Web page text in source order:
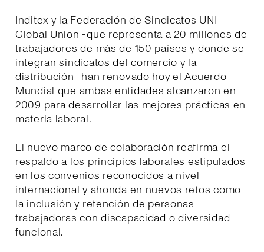
Inditex y la Federación de Sindicatos UNI
Global Union -que representa a 20 millones de
trabajadores de más de 150 países y donde se
integran sindicatos del comercio y la
distribución- han renovado hoy el Acuerdo
Mundial que ambas entidades alcanzaron en
2009 para desarrollar las mejores prácticas en
materia laboral.
El nuevo marco de colaboración reafirma el
respaldo a los principios laborales estipulados
en los convenios reconocidos a nivel
internacional y ahonda en nuevos retos como
la inclusión y retención de personas
trabajadoras con discapacidad o diversidad
funcional.